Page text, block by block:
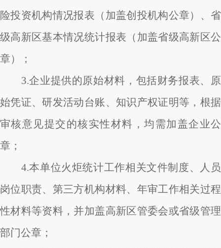
险投资机构情况报表（加盖创投机构公章）、省
级高新区基本情况统计报表（加盖省级高新区公
章）；
3.企业提供的原始材料，包括财务报表、原
始凭证、研发活动台账、知识产权证明等，根据
审核意见提交的核实性材料，均需加盖企业公
章；
4.本单位火炬统计工作相关文件制度、人员
岗位职责、第三方机构材料、年审工作相关过程
性材料等资料，并加盖高新区管委会或省级管理
部门公章；